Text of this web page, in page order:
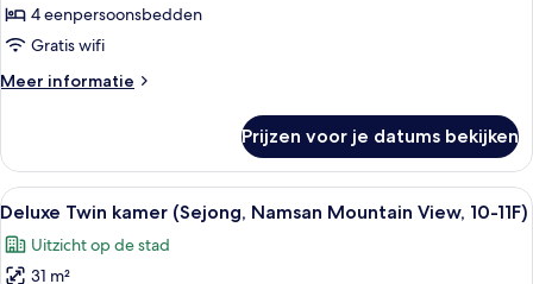
4 eenpersoonsbedden
Gratis wifi
Meer informatie
Meer
Prijzen voor je datums bekijken
Alle
foto's
voor
Een hotelkamer met twee bedden,
6
Deluxe Twin kamer (Sejong, Namsan Mountain View, 10-11F)
Uitzicht op de stad
31 m²